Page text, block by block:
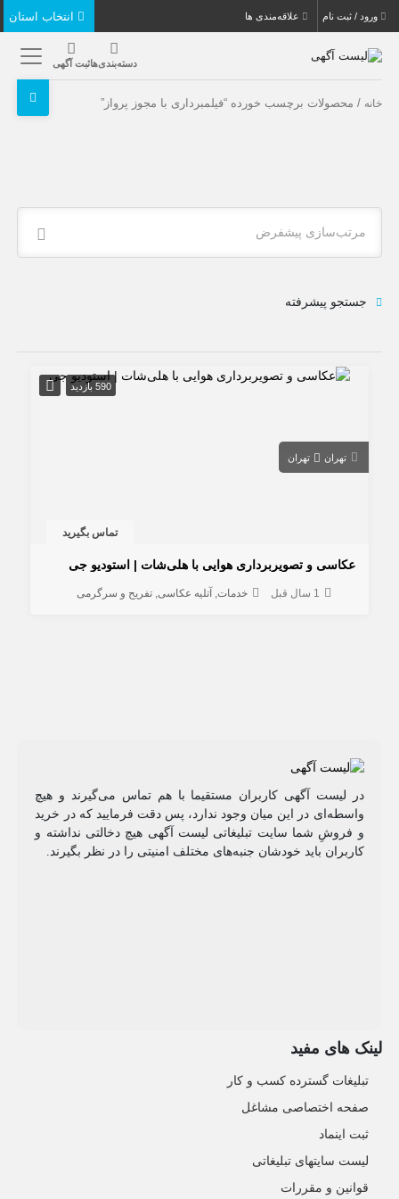
ورود / ثبت نام علاقه‌مندی ها
دسته‌بندی‌هاثبت آگهی
خانه / محصولات برچسب خورده “فیلمبرداری با مجوز پرواز”
مرتب‌سازی پیشفرض
جستجو پیشرفته
590 بازدید
تهران تهران
تماس بگیرید
عکاسی و تصویربرداری هوایی با هلی‌شات | استودیو جی
1 سال قبل خدمات آتلیه عکاسی تفریح و سرگرمی
در لیست آگهی کاربران مستقیما با هم تماس می‌گیرند و هیچ
واسطه‌ای در این میان وجود ندارد، پس دقت فرمایید که در خرید
و فروشِ شما سایت تبلیغاتی لیست آگهی هیچ دخالتی نداشته و
کاربران باید خودشان جنبه‌های مختلف امنیتی را در نظر بگیرند.
لینک های مفید
تبلیغات گسترده کسب و کار
صفحه اختصاصی مشاغل
ثبت اینماد
لیست سایتهای تبلیغاتی
قوانین و مقررات